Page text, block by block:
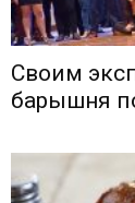
Своим
барышня